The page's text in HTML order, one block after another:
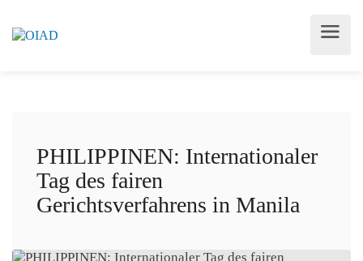
PHILIPPINEN: Internationaler
Tag des fairen
Gerichtsverfahrens in Manila